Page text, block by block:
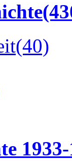
(40)
1933-